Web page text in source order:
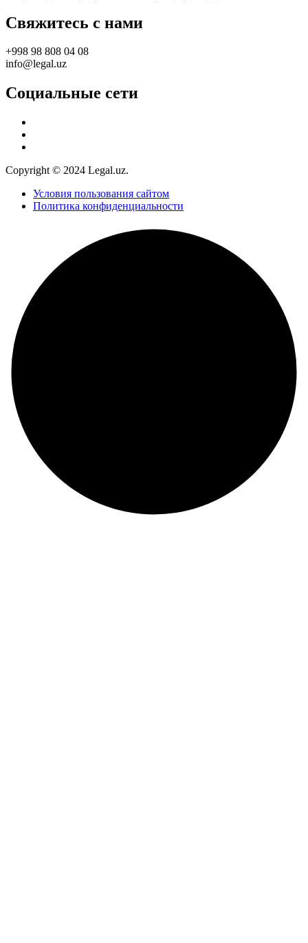
Свяжитесь с нами
+998 98 808 04 08
info@legal.uz
Социальные сети
Copyright © 2024 Legal.uz.
Условия пользования сайтом
Политика конфиденциальности